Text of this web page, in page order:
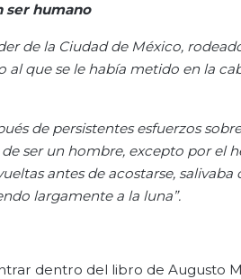
ser humano
de la Ciudad de México,
al que se le había metido en la
de persistentes esfuerzos
ser un hombre, excepto por
antes de acostarse,
largamente a la luna”.
dentro del libro de Augusto